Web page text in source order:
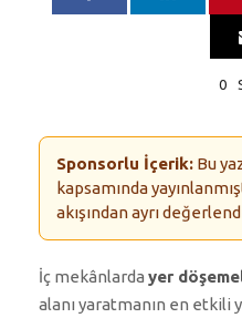
0
Sponsorlu İçerik: Bu
kapsamında
akışından ayrı
İç mekânlarda yer
alanı yaratmanın en etkili